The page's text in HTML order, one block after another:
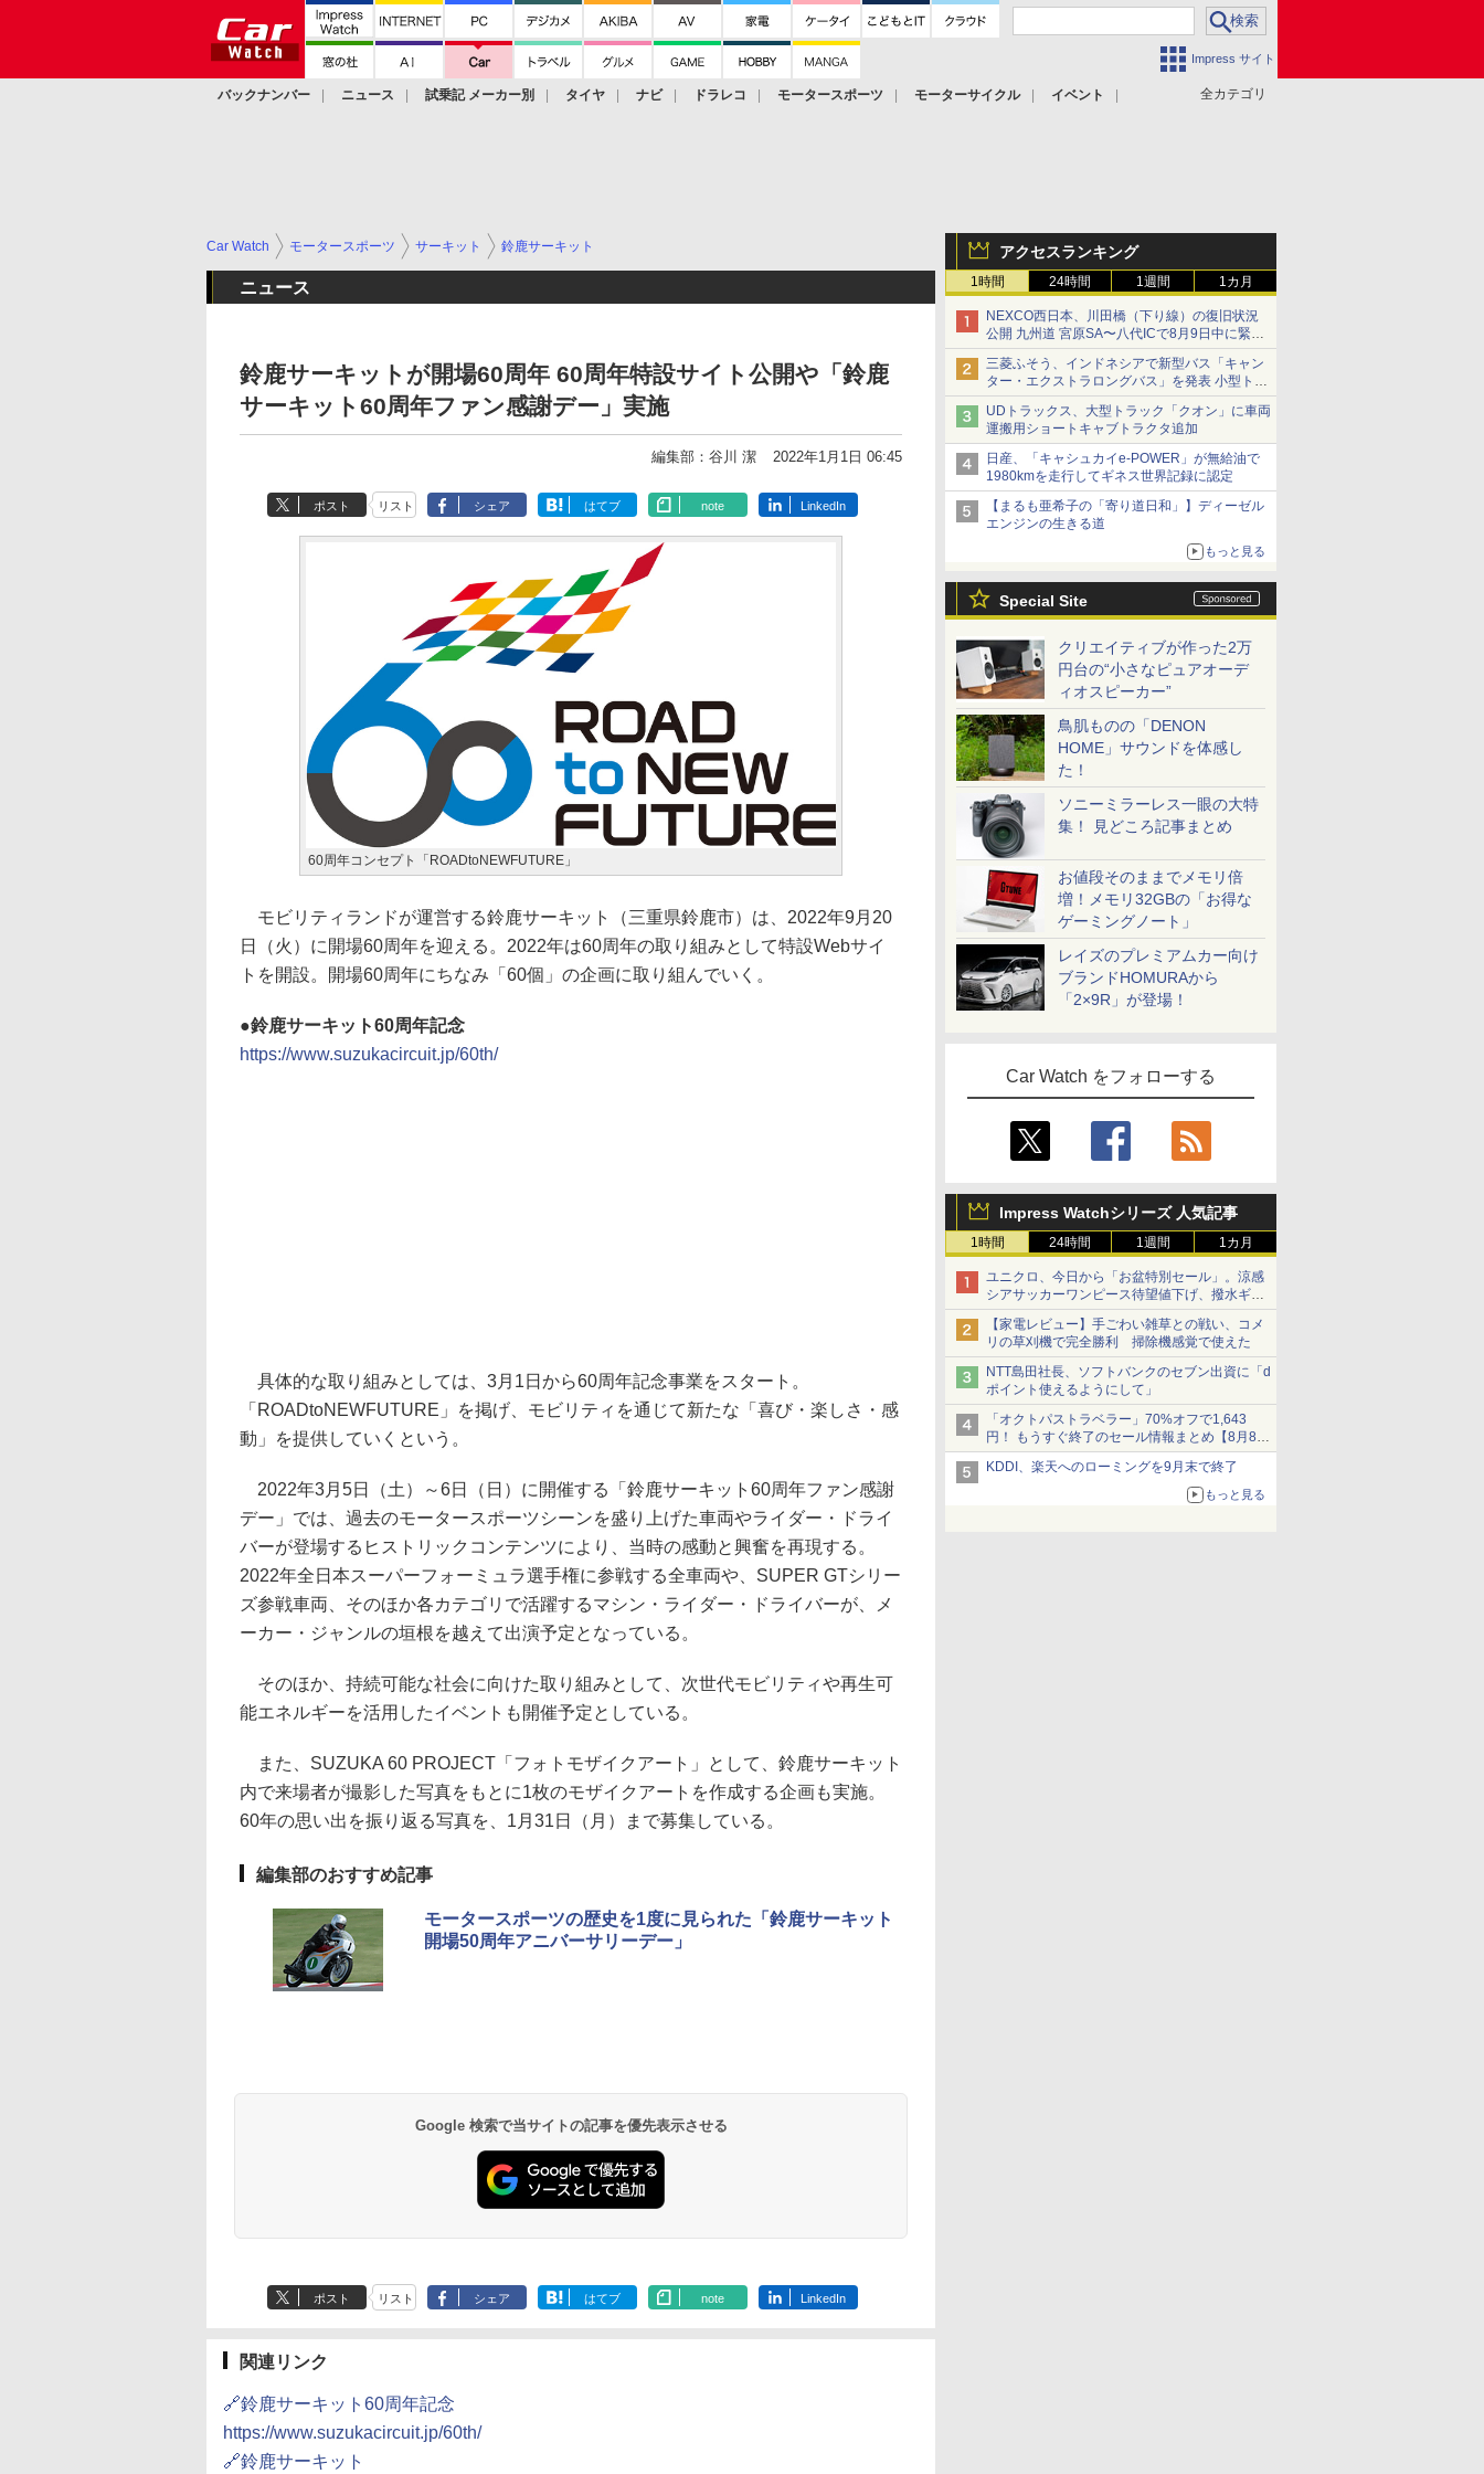
Impress サイト
全カテゴリ
バックナンバー ニュース 試乗記 メーカー別 タイヤ ナビ ドラレコ モータースポーツ モーターサイクル
イベント
アクセスランキング
1時間 24時間 1週間 1カ月
NEXCO西日本、川田橋（下り線）の復旧状況
公開 九州道 宮原SA〜八代ICで8月9日中に緊急
車両を通行可能に
三菱ふそう、インドネシアで新型バス「キャン
ター・エクストラロングバス」を発表 小型トラ
ックベースの観光・旅客輸送向けバス
UDトラックス、大型トラック「クオン」に車両
運搬用ショートキャブトラクタ追加
日産、「キャシュカイe-POWER」が無給油で
1980kmを走行してギネス世界記録に認定
【まるも亜希子の「寄り道日和」】ディーゼル
エンジンの生きる道
もっと見る
Special Site
クリエイティブが作った2万
円台の“小さなピュアオーデ
ィオスピーカー”
鳥肌ものの「DENON
HOME」サウンドを体感し
た！
ソニーミラーレス一眼の大特
集！ 見どころ記事まとめ
お値段そのままでメモリ倍
増！メモリ32GBの「お得な
ゲーミングノート」
レイズのプレミアムカー向け
ブランドHOMURAから
「2×9R」が登場！
Car Watch をフォローする
Impress Watchシリーズ 人気記事
1時間 24時間 1週間 1カ月
ユニクロ、今日から「お盆特別セール」。涼感
シアサッカーワンピース待望値下げ、撥水ギア
ショーツは1990円に
【家電レビュー】手ごわい雑草との戦い、コメ
リの草刈機で完全勝利 掃除機感覚で使えた
NTT島田社長、ソフトバンクのセブン出資に「d
ポイント使えるようにして」
「オクトパストラベラー」70%オフで1,643
円！ もうすぐ終了のセール情報まとめ【8月8日
更新】
ニンテンドーeショップでは「大神 絶景版」が
KDDI、楽天へのローミングを9月末で終了
もっと見る
Car Watch モータースポーツ サーキット 鈴鹿サーキット
ニュース
鈴鹿サーキットが開場60周年 60周年特設サイト公開や「鈴鹿
サーキット60周年ファン感謝デー」実施
編集部：谷川 潔 2022年1月1日 06:45
ポスト リスト シェア はてブ note LinkedIn
60周年コンセプト「ROADtoNEWFUTURE」
モビリティランドが運営する鈴鹿サーキット（三重県鈴鹿市）は、2022年9月20
日（火）に開場60周年を迎える。2022年は60周年の取り組みとして特設Webサイ
トを開設。開場60周年にちなみ「60個」の企画に取り組んでいく。
鈴鹿サーキット60周年記念
https://www.suzukacircuit.jp/60th/
具体的な取り組みとしては、3月1日から60周年記念事業をスタート。
「ROADtoNEWFUTURE」を掲げ、モビリティを通じて新たな「喜び・楽しさ・感
動」を提供していくという。
2022年3月5日（土）～6日（日）に開催する「鈴鹿サーキット60周年ファン感謝
デー」では、過去のモータースポーツシーンを盛り上げた車両やライダー・ドライ
バーが登場するヒストリックコンテンツにより、当時の感動と興奮を再現する。
2022年全日本スーパーフォーミュラ選手権に参戦する全車両や、SUPER GTシリー
ズ参戦車両、そのほか各カテゴリで活躍するマシン・ライダー・ドライバーが、メ
ーカー・ジャンルの垣根を越えて出演予定となっている。
そのほか、持続可能な社会に向けた取り組みとして、次世代モビリティや再生可
能エネルギーを活用したイベントも開催予定としている。
また、SUZUKA 60 PROJECT「フォトモザイクアート」として、鈴鹿サーキット
内で来場者が撮影した写真をもとに1枚のモザイクアートを作成する企画も実施。
60年の思い出を振り返る写真を、1月31日（月）まで募集している。
編集部のおすすめ記事
モータースポーツの歴史を1度に見られた「鈴鹿サーキット
開場50周年アニバーサリーデー」
Google 検索で当サイトの記事を優先表示させる
ポスト リスト シェア はてブ note LinkedIn
関連リンク
🔗鈴鹿サーキット60周年記念
https://www.suzukacircuit.jp/60th/
🔗鈴鹿サーキット